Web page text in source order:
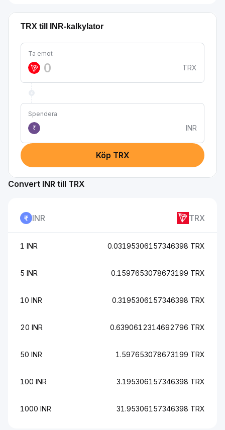
TRX till INR-kalkylator
Ta emot
TRX
Spendera
₹
INR
Köp TRX
Convert INR till TRX
INR TRX
1 INR 0.03195306157346398 TRX
5 INR 0.1597653078673199 TRX
10 INR 0.3195306157346398 TRX
20 INR 0.6390612314692796 TRX
50 INR 1.597653078673199 TRX
100 INR 3.195306157346398 TRX
1000 INR 31.95306157346398 TRX